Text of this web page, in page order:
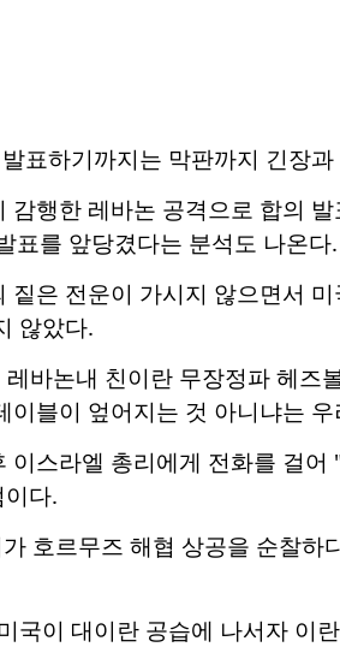
표하기까지는 막판까지 긴장
행한 레바논 공격으로 합의
표를 앞당겼다는 분석도 나온다.
은 전운이 가시지 않으면서
않았다.
바논내 친이란 무장정파 헤즈
블이 엎어지는 것 아니냐는
스라엘 총리에게 전화를 걸
다.
호르무즈 해협 상공을 순찰하
국이 대이란 공습에 나서자 이